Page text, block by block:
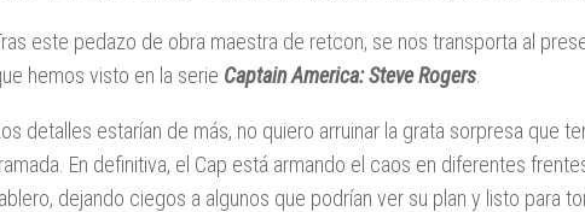
este pedazo de obra maestra de retcon, se nos transporta al
hemos visto en la serie Captain America: Steve Rogers
detalles estarían de más, no quiero arruinar la grata sorpresa que
En definitiva, el Cap está armando el caos en diferentes
dejando ciegos a algunos que podrían ver su plan y listo para